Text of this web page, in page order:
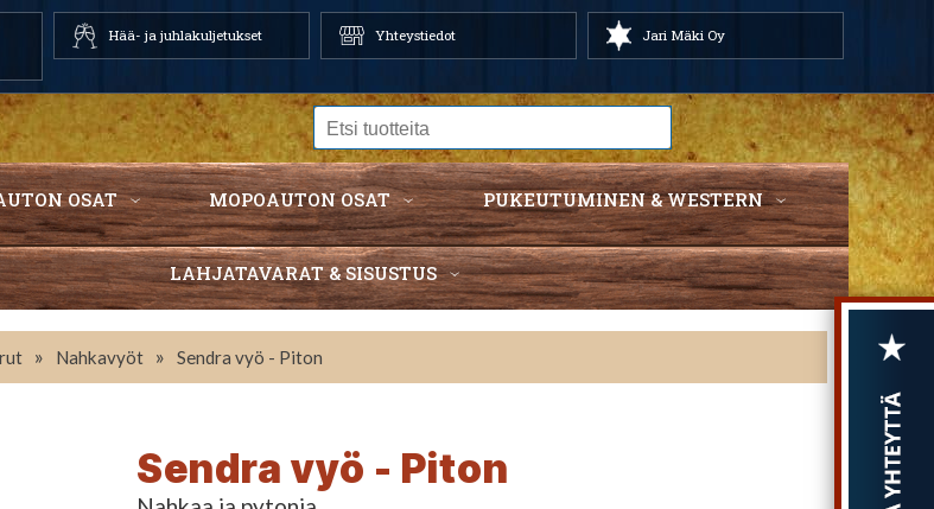
Hää- ja juhlakuljetukset Yhteystiedot Jari Mäki Oy
OSAT MOPOAUTON OSAT PUKEUTUMINEN & WESTERN
LAHJATAVARAT & SISUSTUS
» Nahkavyöt » Sendra vyö - Piton
Sendra vyö - Piton